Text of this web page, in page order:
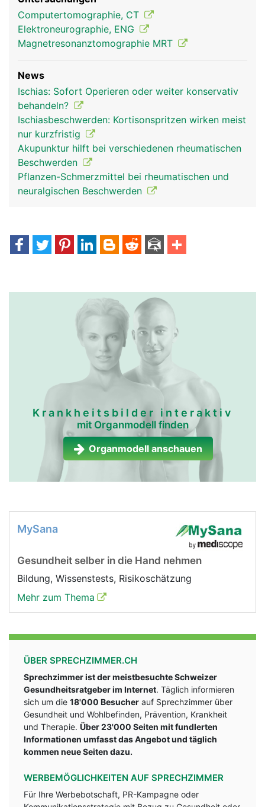
ischiasnerv frau
Computertomographie, CT
Elektroneurographie, ENG
Magnetresonanztomographie MRT
News
Ischias: Sofort Operieren oder weiter konservativ
behandeln?
Ischiasbeschwerden: Kortisonspritzen wirken meist
nur kurzfristig
Akupunktur hilft bei verschiedenen rheumatischen
Beschwerden
Pflanzen-Schmerzmittel bei rheumatischen und
neuralgischen Beschwerden
Krankheitsbilder interaktiv
mit Organmodell finden
Organmodell anschauen
MySana
Gesundheit selber in die Hand nehmen
Bildung, Wissenstests, Risikoschätzung
Mehr zum Thema
ÜBER SPRECHZIMMER.CH
Sprechzimmer ist der meistbesuchte Schweizer
Gesundheitsratgeber im Internet. Täglich informieren
sich um die 18'000 Besucher auf Sprechzimmer über
Gesundheit und Wohlbefinden, Prävention, Krankheit
und Therapie. Über 23'000 Seiten mit fundlerten
Informationen umfasst das Angebot und täglich
kommen neue Seiten dazu.
WERBEMÖGLICHKEITEN AUF SPRECHZIMMER
Für Ihre Werbebotschaft, PR-Kampagne oder